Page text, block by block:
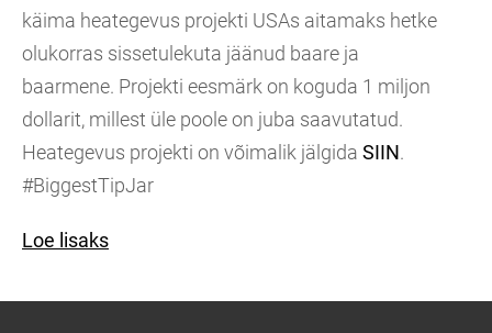
käima heategevus projekti USAs aitamaks hetke
olukorras sissetulekuta jäänud baare ja
baarmene. Projekti eesmärk on koguda 1 miljon
dollarit, millest üle poole on juba saavutatud.
Heategevus projekti on võimalik jälgida SIIN.
#BiggestTipJar
Loe lisaks